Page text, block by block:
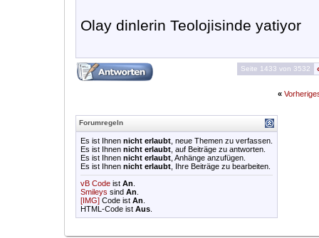
Olay dinlerin Teolojisinde yatiyor
Seite 1433 von 3532
«
Forumregeln
Es ist Ihnen nicht erlaubt , neue Themen zu verfassen.
Es ist Ihnen nicht erlaubt , auf Beiträge zu antworten.
Es ist Ihnen nicht erlaubt , Anhänge anzufügen.
Es ist Ihnen nicht erlaubt , Ihre Beiträge zu bearbeiten.
vB Code ist An
Smileys sind An
[IMG] Code ist An
HTML-Code ist Aus